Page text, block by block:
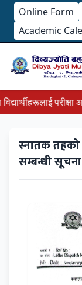
Online Form
Academic
परीक्षा
स्नातक तहको
सम्बन्धी सूचना